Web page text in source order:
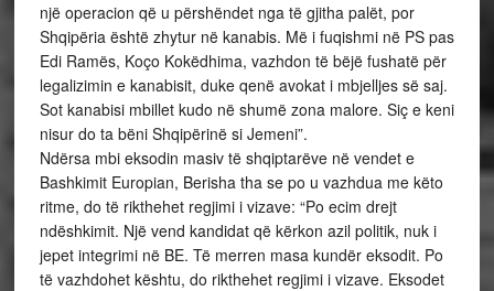
një operacion që u përshëndet nga të gjitha palët, por
Shqipëria është zhytur në kanabis. Më i fuqishmi në PS pas
Edi Ramës, Koço Kokëdhima, vazhdon të bëjë fushatë për
legalizimin e kanabisit, duke qenë avokat i mbjelljes së saj.
Sot kanabisi mbillet kudo në shumë zona malore. Siç e keni
nisur do ta bëni Shqipërinë si Jemeni”.
Ndërsa mbi eksodin masiv të shqiptarëve në vendet e
Bashkimit Europian, Berisha tha se po u vazhdua me këto
ritme, do të rikthehet regjimi i vizave: “Po ecim drejt
ndëshkimit. Një vend kandidat që kërkon azil politik, nuk i
jepet integrimi në BE. Të merren masa kundër eksodit. Po
të vazhdohet kështu, do rikthehet regjimi i vizave. Eksodet